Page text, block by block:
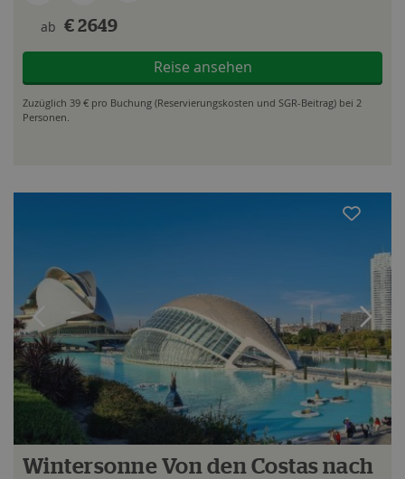
ab € 2649
Reise ansehen
Zuzüglich 39 € pro Buchung (Reservierungskosten und SGR-Beitrag) bei 2
Personen.
Wintersonne Von den Costas nach